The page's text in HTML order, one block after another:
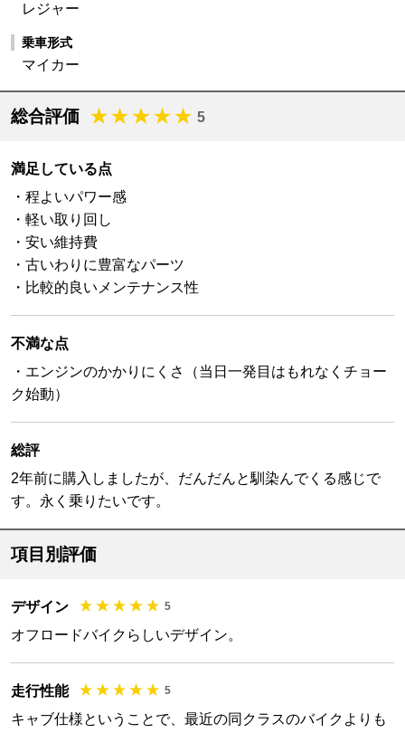
レジャー
乗車形式
マイカー
総合評価 5
満足している点
・程よいパワー感
・軽い取り回し
・安い維持費
・古いわりに豊富なパーツ
・比較的良いメンテナンス性
不満な点
・エンジンのかかりにくさ（当日一発目はもれなくチョー
ク始動）
総評
2年前に購入しましたが、だんだんと馴染んでくる感じで
す。永く乗りたいです。
項目別評価
デザイン 5
オフロードバイクらしいデザイン。
走行性能 5
キャブ仕様ということで、最近の同クラスのバイクよりも